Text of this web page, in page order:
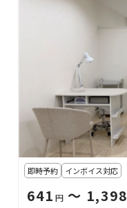
即時予約 インボイス対応
641 円 〜 1,398